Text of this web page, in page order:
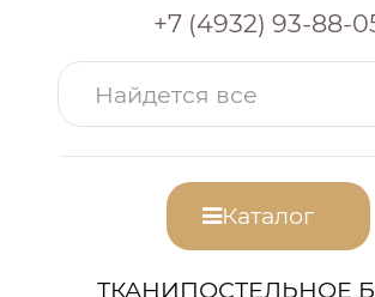
+7 (4932) 93-88-
Каталог
ТКАНИПОСТЕЛЬНОЕ